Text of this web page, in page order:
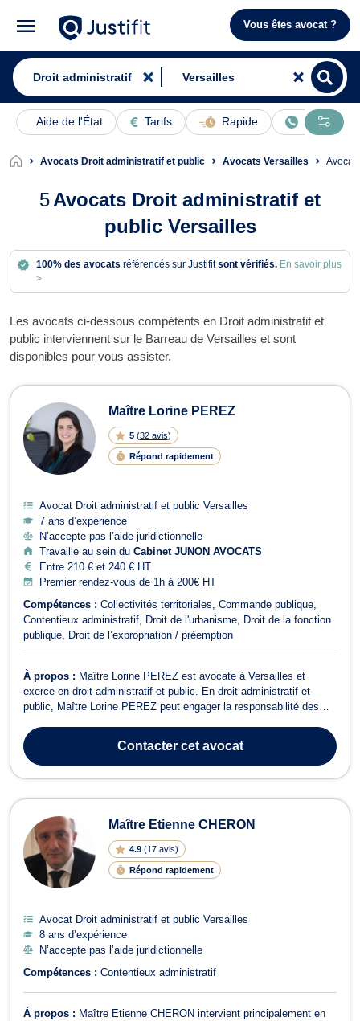
Vous êtes avocat ?
Aide de l'État Tarifs Rapide En ligne
Avocats Droit administratif et public Avocats Versailles
5Avocats Droit administratif et
public Versailles
100% des avocats référencés sur Justifitsont vérifiés. En savoir plus
>
Les avocats ci-dessous compétents en Droit administratif et
public interviennent sur le Barreau de Versailles et sont
disponibles pour vous assister.
Avocats en Droit administratif et
Maître Lorine PEREZ
5 (32 avis)
Répond rapidement
Avocat Droit administratif et public Versailles
7 ans d’expérience
N’accepte pas l’aide juridictionnelle
Travaille au sein du Cabinet JUNON AVOCATS
Entre 210 € et 240 € HT
Premier rendez-vous de 1h à 200€ HT
Compétences : Collectivités territoriales Commande publique
Contentieux administratif
Droit de l'urbanisme
Droit de la fonction
publique
Droit de l’expropriation / préemption
À propos : Maître Lorine PEREZ est avocate à Versailles et
exerce en droit administratif et public. En droit administratif et
public, Maître Lorine PEREZ peut engager la responsabilité des
employé de mairie) en cas d’erreur ou de faute de leur part ayant
entraîné des dommag...Contactercet avocat
Maître Etienne CHERON
4.9 (17 avis)
Répond rapidement
Avocat Droit administratif et public Versailles
8 ans d’expérience
N’accepte pas l’aide juridictionnelle
Compétences : Contentieux administratif
À propos : Maître Etienne CHERON intervient principalement en